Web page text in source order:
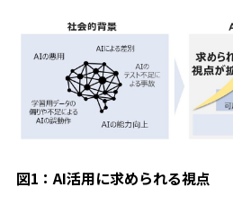
図1：AI活用に求められる視点